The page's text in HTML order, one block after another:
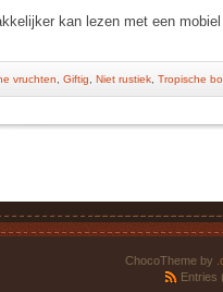
kan lezen met een
vruchten Giftig Niet rustiek Tropische
ChocoTheme by
Entries